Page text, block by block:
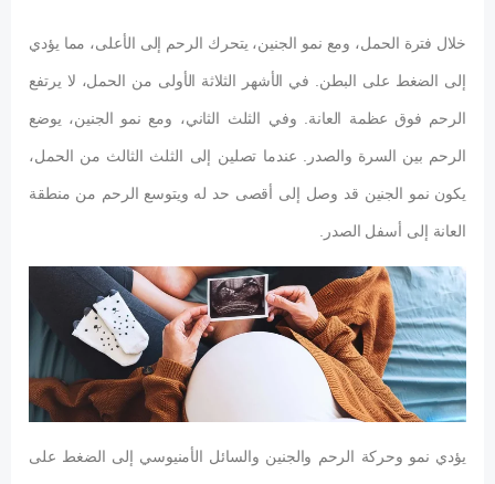
خلال فترة الحمل، ومع نمو الجنين، يتحرك الرحم إلى الأعلى، مما يؤدي
إلى الضغط على البطن. في الأشهر الثلاثة الأولى من الحمل، لا يرتفع
الرحم فوق عظمة العانة. وفي الثلث الثاني، ومع نمو الجنين، يوضع
الرحم بين السرة والصدر. عندما تصلين إلى الثلث الثالث من الحمل،
يكون نمو الجنين قد وصل إلى أقصى حد له ويتوسع الرحم من منطقة
العانة إلى أسفل الصدر.
يؤدي نمو وحركة الرحم والجنين والسائل الأمنيوسي إلى الضغط على